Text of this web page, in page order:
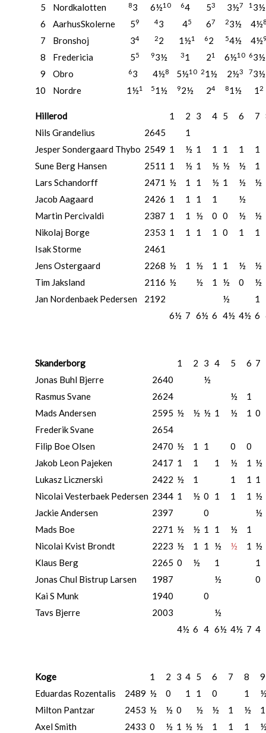
5
Nordkalotten 83 6½10 64 53 3½7 1
6
AarhusSkolerne 59 43 45 67 23½ 4½
7 Bronshoj 34 22 1½1 62 54½ 4½
8 Fredericia 55 93½ 31 21 6½10 6
9
Obro 63 4½8 5½10 21½ 2½3 7
10
Nordre 1½1 51½ 92½ 24 81½ 1 2
Hillerod 1 2 3 4 5 6 7
Nils Grandelius
2645 1
Jesper Sondergaard Thybo 2549 1 ½ 1 1 1 1 1
Sune Berg Hansen
2511 1 ½ 1 ½ ½ ½ 1
Lars Schandorff
2471 ½ 1 1 ½ 1 ½ ½
Jacob Aagaard
2426 1 1 1 1 ½
Martin Percivaldi
2387 1 1 ½ 0 0 ½ ½
Nikolaj Borge
2353 1 1 1 1 0 1 1
Isak Storme
2461
Jens Ostergaard
2268 ½ 1 ½ 1 1 ½
½
Tim Jaksland
2116 ½ ½ 1 ½ 0
½
Jan Nordenbaek Pedersen
2192 ½
1
6½ 7 6½ 6 4½ 4½ 6
Skanderborg 1 2 3 4 5 6 7
Jonas Buhl Bjerre
2640
½
Rasmus Svane
2624 ½
1
Mads Andersen
2595 ½ ½ ½ 1 ½ 1 0
Frederik Svane
2654
Filip Boe Olsen
2470 ½ 1 1 0
0
Jakob Leon Pajeken
2417 1 1 1 ½ 1 ½
Lukasz Licznerski
2422 ½ 1 1 1 1
Nicolai Vesterbaek Pedersen 2344 1 ½ 0 1 1 1 ½
Jackie Andersen
2397 0
½
Mads Boe
2271 ½ ½ 1 1 ½
1
Nicolai Kvist Brondt
2223 ½ 1 1 ½ ½ 1 ½
Klaus Berg
2265 0 ½ 1
1
Jonas Chul Bistrup Larsen
1987 ½
0
Kai S Munk
1940
0
Tavs Bjerre
2003
½
4½ 6 4 6½ 4½ 7 4
Koge 1 2 3 4 5 6 7 8
9
Eduardas Rozentalis
2489 ½ 0 1 1 0 1
Milton Pantzar
2453 ½ ½ 0 ½ ½ 1 ½
1
Axel Smith
2433 0 ½ 1 ½ ½ 1 1 1